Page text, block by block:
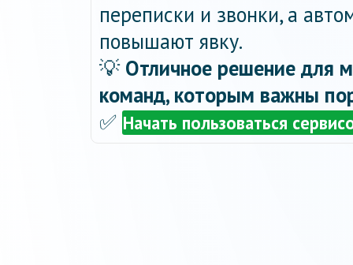
переписки и звонки, а
повышают явку.
💡 Отличное решение для
команд, которым важны
✅ Начать пользоваться